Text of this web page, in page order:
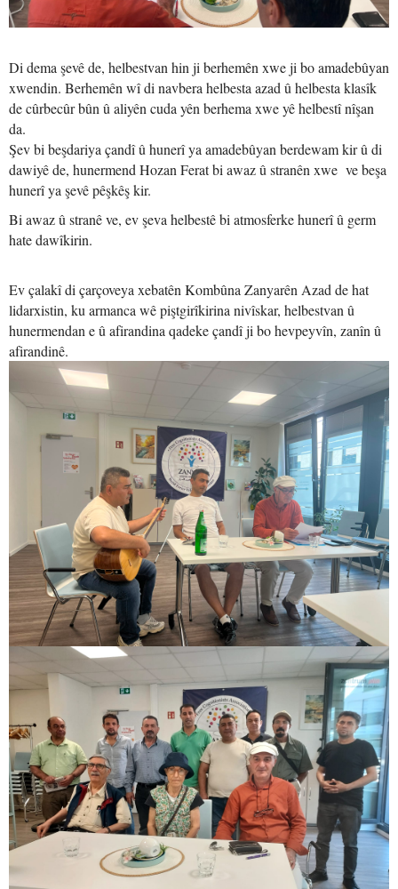
Di dema şevê de, helbestvan hin ji berhemên xwe ji bo amadebûyan
xwendin. Berhemên wî di navbera helbesta azad û helbesta klasîk
de cûrbecûr bûn û aliyên cuda yên berhema xwe yê helbestî nîşan
da.
Şev bi beşdariya çandî û hunerî ya amadebûyan berdewam kir û di
dawiyê de, hunermend Hozan Ferat bi awaz û stranên xwe ve beşa
hunerî ya şevê pêşkêş kir.
Bi awaz û stranê ve, ev şeva helbestê bi atmosferke hunerî û germ
hate dawîkirin.
Ev çalakî di çarçoveya xebatên Kombûna Zanyarên Azad de hat
lidarxistin, ku armanca wê piştgirîkirina nivîskar, helbestvan û
hunermendan e û afirandina qadeke çandî ji bo hevpeyvîn, zanîn û
afirandinê.